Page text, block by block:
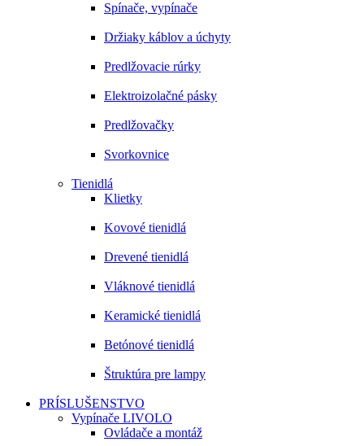
Spínače, vypínače
Držiaky káblov a úchyty
Predlžovacie rúrky
Elektroizolačné pásky
Predlžovačky
Svorkovnice
Tienidlá
Klietky
Kovové tienidlá
Drevené tienidlá
Vláknové tienidlá
Keramické tienidlá
Betónové tienidlá
Štruktúra pre lampy
PRÍSLUŠENSTVO
Vypínače LIVOLO
Ovládače a montáž